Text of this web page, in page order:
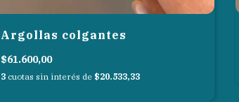
Argollas colgantes
$61.600,00
3 cuotas sin interés de $20.533,33